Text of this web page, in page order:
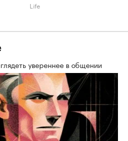
Life
увереннее в общении